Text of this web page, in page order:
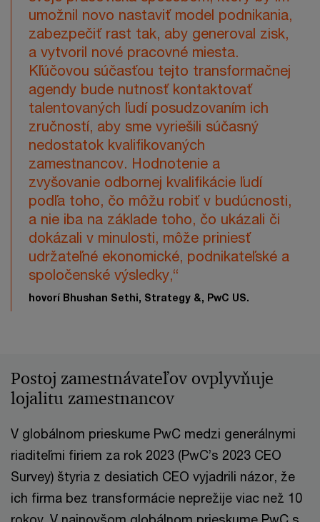
umožnil novo nastaviť model podnikania,
zabezpečiť rast tak, aby generoval zisk,
a vytvoril nové pracovné miesta.
Kľúčovou súčasťou tejto transformačnej
agendy bude nutnosť kontaktovať
talentovaných ľudí posudzovaním ich
zručností, aby sme vyriešili súčasný
nedostatok kvalifikovaných
zamestnancov. Hodnotenie a
zvyšovanie odbornej kvalifikácie ľudí
podľa toho, čo môžu robiť v budúcnosti,
a nie iba na základe toho, čo ukázali či
dokázali v minulosti, môže priniesť
udržateľné ekonomické, podnikateľské a
spoločenské výsledky,“
hovorí Bhushan Sethi, Strategy &, PwC US.
Postoj zamestnávateľov ovplyvňuje
lojalitu zamestnancov
V globálnom prieskume PwC medzi generálnymi
riaditeľmi firiem za rok 2023 (PwC’s 2023 CEO
Survey) štyria z desiatich CEO vyjadrili názor, že
ich firma bez transformácie neprežije viac než 10